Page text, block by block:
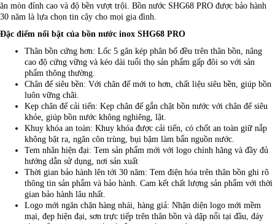
ăn mòn đỉnh cao và độ bền vượt trội. Bồn nước SHG68 PRO được bảo hành
30 năm là lựa chọn tin cậy cho mọi gia đình.
Đặc điểm nổi bật của bồn nước inox SHG68 PRO
Thân bồn cứng hơn: Lốc 5 gân kép phân bố đều trên thân bồn, nâng
cao độ cứng vững và kéo dài tuổi thọ sản phẩm gấp đôi so với sản
phẩm thông thường.
Chân đế siêu bền: Với chân đế mới to hơn, chất liệu siêu bền, giúp bồn
luôn vững chãi.
Kẹp chân đế cải tiến: Kẹp chân đế gắn chặt bồn nước với chân đế siêu
khỏe, giúp bồn nước không nghiêng, lật.
Khuy khóa an toàn: Khuy khóa được cải tiến, có chốt an toàn giữ nắp
không bật ra, ngăn côn trùng, bụi bặm làm bẩn nguồn nước.
Tem nhãn hiện đại: Tem sản phẩm mới với logo chính hãng và đầy đủ
hướng dẫn sử dụng, nơi sản xuất
Thời gian bảo hành lên tới 30 năm: Tem điện hóa trên thân bồn ghi rõ
thông tin sản phẩm và bảo hành. Cam kết chất lượng sản phẩm với thời
gian bảo hành lâu nhất.
Logo mới ngăn chặn hàng nhái, hàng giả: Nhận diện logo mới mềm
mại, đẹp hiện đại, sơn trực tiếp trên thân bồn và dập nổi tại đầu, đáy